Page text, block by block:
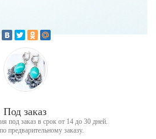
Под заказ
под заказ в срок от 14 до 30 дней.
предварительному заказу.